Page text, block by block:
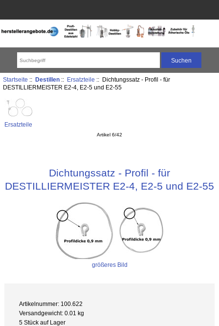
Startseite :: Destillen:: Ersatzteile :: Dichtungssatz - Profil - für
DESTILLIERMEISTER E2-4, E2-5 und E2-55
Ersatzteile
Artikel 6/42
Dichtungssatz - Profil - für
DESTILLIERMEISTER E2-4, E2-5 und E2-55
größeres Bild
Artikelnummer: 100.622
Versandgewicht: 0.01 kg
5 Stück auf Lager